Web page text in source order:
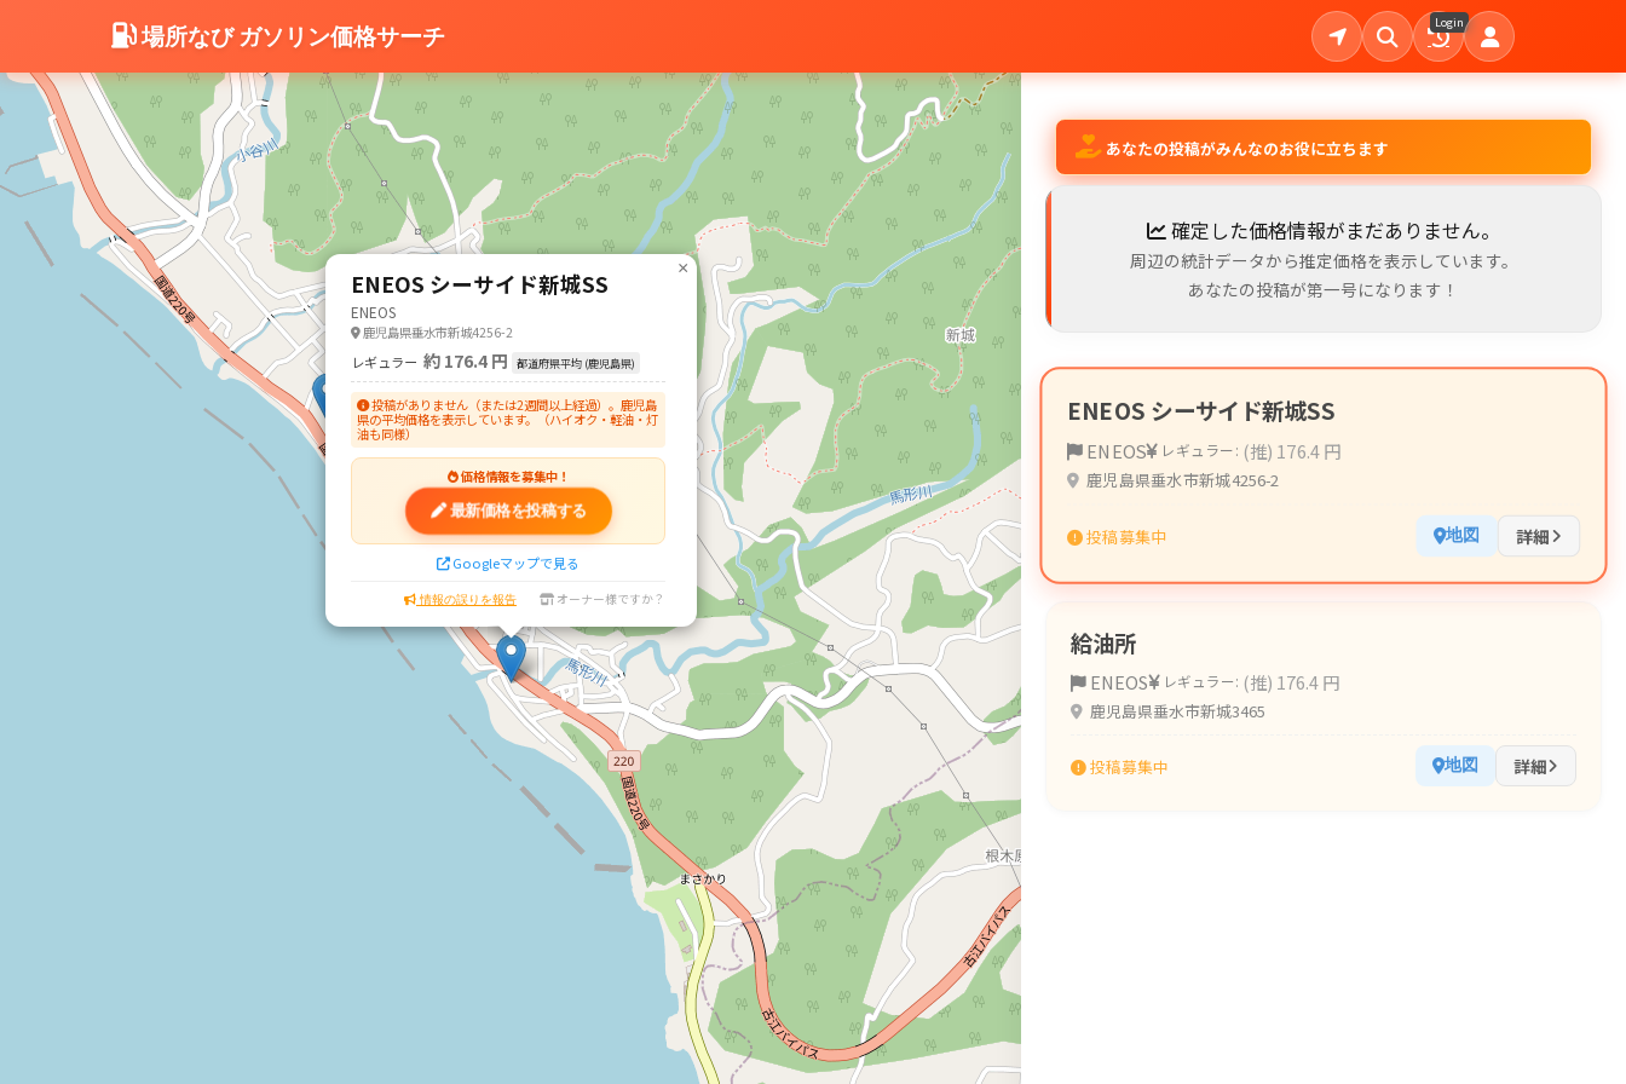
場所なび ガソリン価格サーチ Login
ENEOS シーサイド新城SS
ENEOS
鹿児島県垂水市新城4256-2
レギュラー 約 176.4 円 都道府県平均 (鹿児島県)
投稿がありません（または2週間以上経過）。鹿児島
県の平均価格を表示しています。（ハイオク・軽油・灯
油も同様）
価格情報を募集中！
最新価格を投稿する
Googleマップで見る
情報の誤りを報告 オーナー様ですか？
×
あなたの投稿がみんなのお役に立ちます
確定した価格情報がまだありません。
周辺の統計データから推定価格を表示しています。
あなたの投稿が第一号になります！
ENEOS シーサイド新城SS
ENEOS レギュラー: (推) 176.4 円
鹿児島県垂水市新城4256-2
投稿募集中 地図 詳細
給油所
ENEOS レギュラー: (推) 176.4 円
鹿児島県垂水市新城3465
投稿募集中 地図 詳細